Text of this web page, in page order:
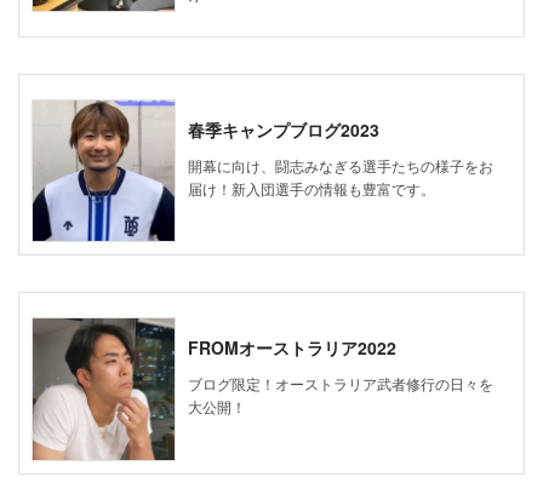
春季キャンプブログ2023
開幕に向け、闘志みなぎる選手たちの様子をお
届け！新入団選手の情報も豊富です。
FROMオーストラリア2022
ブログ限定！オーストラリア武者修行の日々を
大公開！